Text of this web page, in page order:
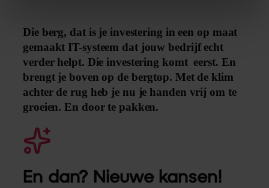
Die berg, dat is je investering in een op maat
gemaakt IT-systeem dat jouw bedrijf echt
verder helpt. Die investering komt eerst. En
brengt je boven op de bergtop. Met de klim
achter de rug heb je nu je handen vrij om te
groeien. En door te pakken.
En dan? Nieuwe kansen!